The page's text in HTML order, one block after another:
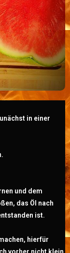
in einer
und dem
das Öl nach
ist.
hierfür